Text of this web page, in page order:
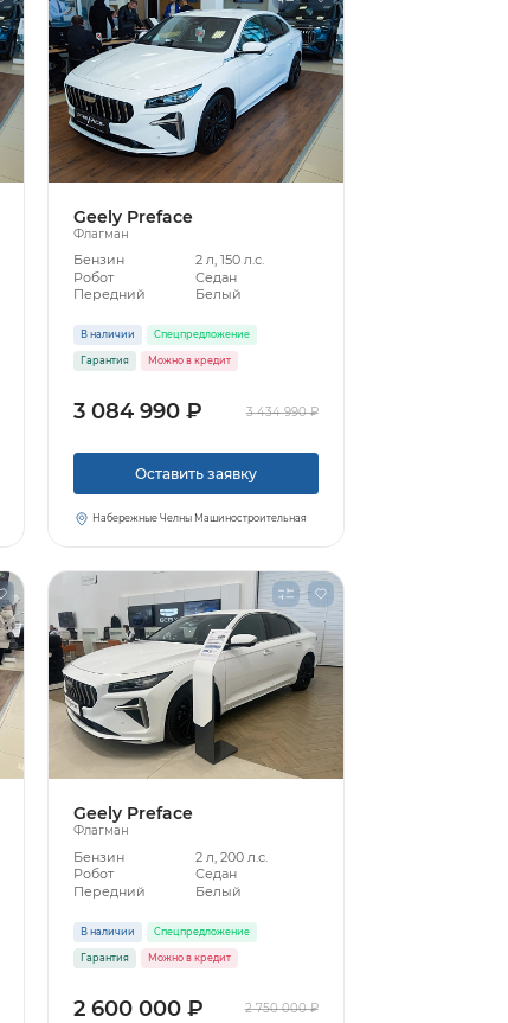
Geely Preface
Флагман
Бензин
2 л, 150 л.с.
Робот
Седан
Передний
Белый
В наличии Спецпредложение
Гарантия Можно в кредит
3 084 990 ₽ 3 434 990 ₽
Оставить заявку
Набережные Челны Машиностроительная
Geely Preface
Флагман
Бензин
2 л, 200 л.с.
Робот
Седан
Передний
Белый
В наличии Спецпредложение
Гарантия Можно в кредит
2 600 000 ₽ 2 750 000 ₽